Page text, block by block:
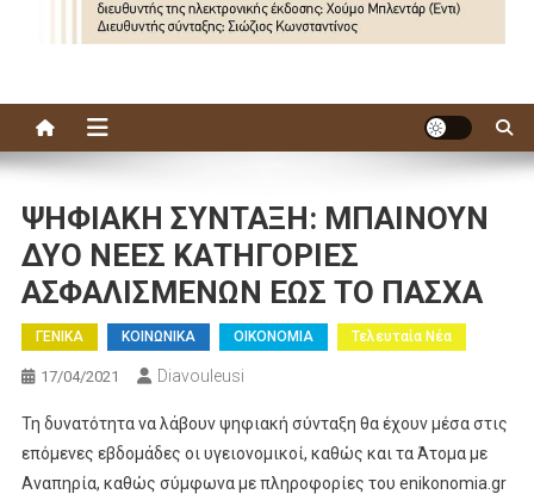
ΨΗΦΙΑΚΗ ΣΥΝΤΑΞΗ: ΜΠΑΙΝΟΥΝ
ΔΥΟ ΝΕΕΣ ΚΑΤΗΓΟΡΙΕΣ
ΑΣΦΑΛΙΣΜΕΝΩΝ ΕΩΣ ΤΟ ΠΑΣΧΑ
ΓΕΝΙΚΑ ΚΟΙΝΩΝΙΚΑ ΟΙΚΟΝΟΜΙΑ Τελευταία Νέα
17/04/2021 Diavouleusi
Τη δυνατότητα να λάβουν ψηφιακή σύνταξη θα έχουν μέσα στις
επόμενες εβδομάδες οι υγειονομικοί, καθώς και τα Άτομα με
Αναπηρία, καθώς σύμφωνα με πληροφορίες του enikonomia.gr